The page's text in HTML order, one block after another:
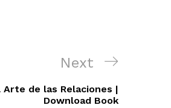
Next
Post
Next
Arte de las Relaciones |
Download Book